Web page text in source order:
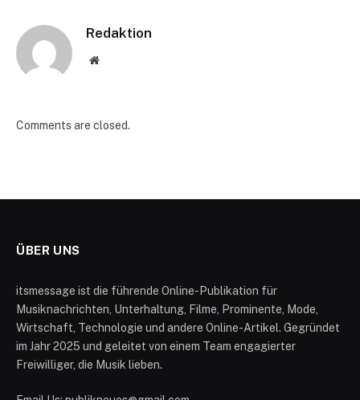
Redaktion
Website
Comments are closed.
ÜBER UNS
itsmessage ist die führende Online-Publikation für
Musiknachrichten, Unterhaltung, Filme, Prominente, Mode,
Wirtschaft, Technologie und andere Online-Artikel. Gegründet
im Jahr 2025 und geleitet von einem Team engagierter
Freiwilliger, die Musik lieben.